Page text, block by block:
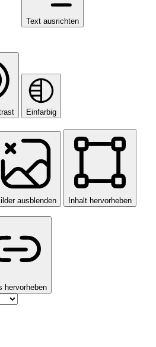
Text ausrichten
Einfarbig
ausblenden Inhalt hervorheben
hervorheben